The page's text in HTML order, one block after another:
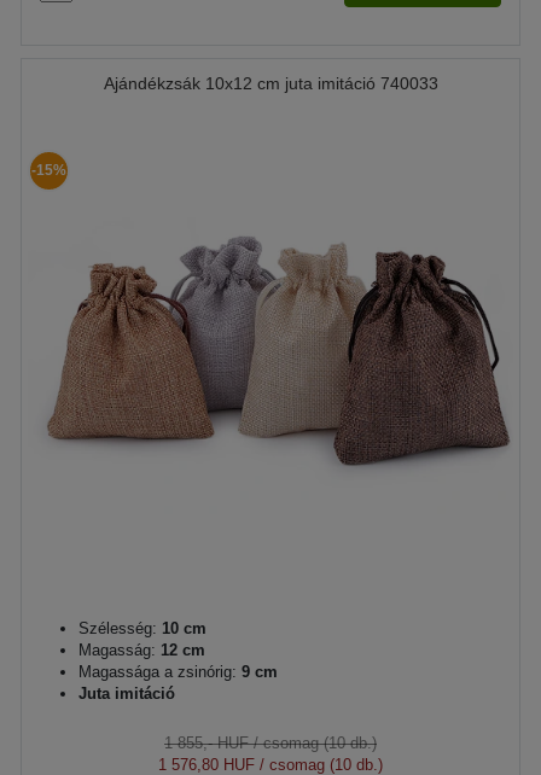
Ajándékzsák 10x12 cm juta imitáció 740033
-15%
Szélesség: 10 cm
Magasság: 12 cm
Magassága a zsinórig: 9 cm
Juta imitáció
1 855,- HUF/ csomag (10 db.)
1 576,80 HUF / csomag (10 db.)